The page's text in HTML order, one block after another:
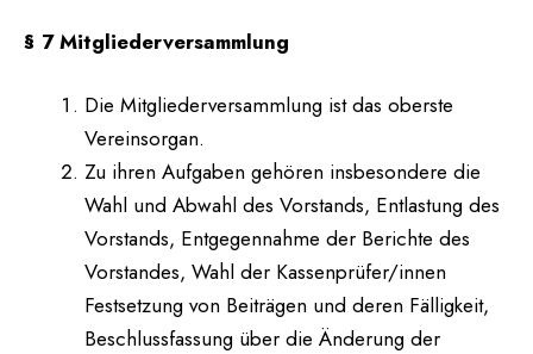
§ 7 Mitgliederversammlung
Die Mitgliederversammlung ist das oberste
Vereinsorgan.
Zu ihren Aufgaben gehören insbesondere die
Wahl und Abwahl des Vorstands, Entlastung des
Vorstands, Entgegennahme der Berichte des
Vorstandes, Wahl der Kassenprüfer/innen
Festsetzung von Beiträgen und deren Fälligkeit,
Beschlussfassung über die Änderung der